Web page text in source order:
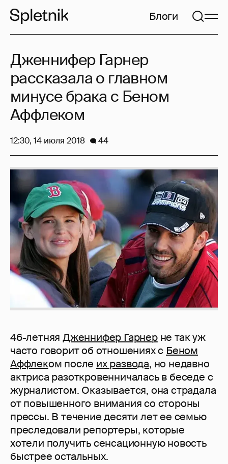
Блоги
46-летняяДженнифер Гарнерне так уж
часто говорит об отношениях с Беном
Аффлеком после их развода, но недавно
актриса разоткровенничалась в беседе с
журналистом. Оказывается, она страдала
от повышенного внимания со стороны
прессы. В течение десяти лет ее семью
преследовали репортеры, которые
хотели получить сенсационную новость
быстрее остальных.
Дженнифер Гарнер
рассказала о главном
минусе брака с Беном
Аффлеком
12:30, 14 июля 2018 44